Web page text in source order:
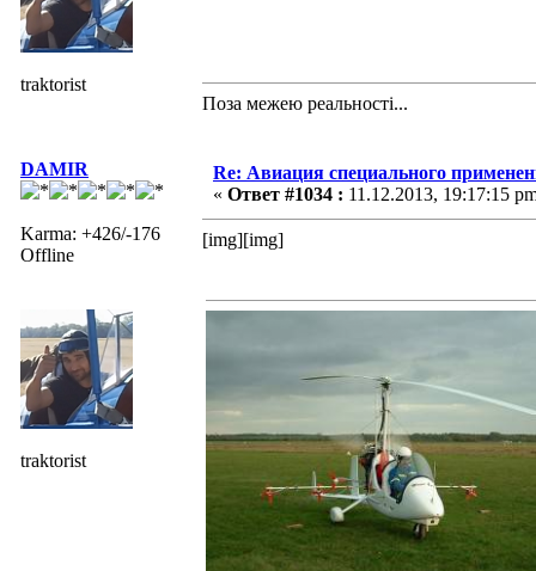
traktorist
Поза межею реальностi...
DAMIR
Karma: +426/-176
Offline
traktorist
Re: Авиация специального
« Ответ #1034 : 11.12.2013, 19:17:15
[img][img]